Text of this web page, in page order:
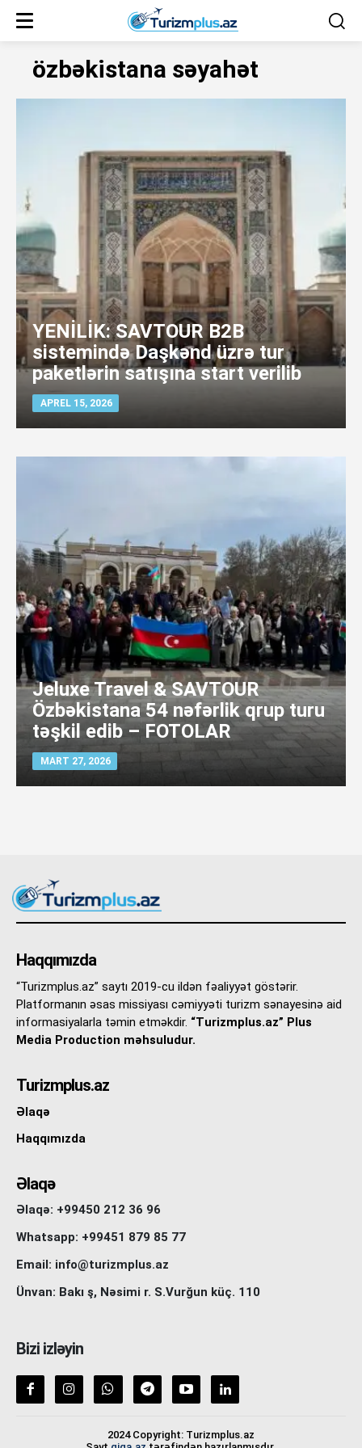
özbəkistana səyahət
YENİLİK: SAVTOUR B2B
sistemində Daşkənd üzrə tur
paketlərin satışına start verilib
APREL 15, 2026
Jeluxe Travel & SAVTOUR
Özbəkistana 54 nəfərlik qrup turu
təşkil edib – FOTOLAR
MART 27, 2026
Haqqımızda
“Turizmplus.az” saytı 2019-cu ildən fəaliyyət göstərir.
Platformanın əsas missiyası cəmiyyəti turizm sənayesinə aid
informasiyalarla təmin etməkdir. “Turizmplus.az” Plus
Media Production məhsuludur.
Turizmplus.az
Əlaqə
Haqqımızda
Əlaqə
Əlaqə: +99450 212 36 96
Whatsapp: +99451 879 85 77
Email: info@turizmplus.az
Ünvan: Bakı ş, Nəsimi r. S.Vurğun küç. 110
Bizi izləyin
2024 Copyright: Turizmplus.az